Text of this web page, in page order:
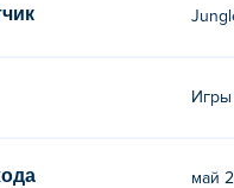
можно играть Игры
май